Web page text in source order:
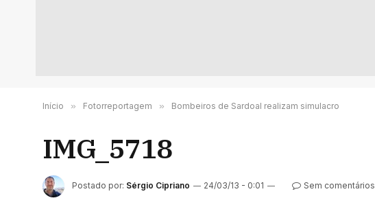
Início » Fotorreportagem » Bombeiros de Sardoal realizam simulacro
IMG_5718
Postado por: Sérgio Cipriano 24/03/13 - 0:01 Sem comentários